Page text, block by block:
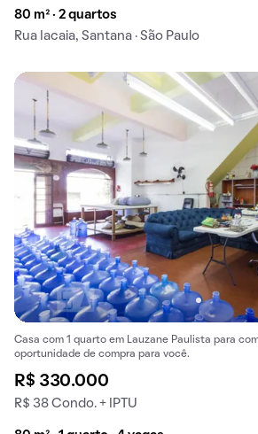
80 m² · 2 quartos
Rua Iacaia, Santana · São Paulo
Casa com 1 quarto em Lauzane Paulista para
oportunidade de compra para você.
R$ 330.000
R$ 38 Condo. + IPTU